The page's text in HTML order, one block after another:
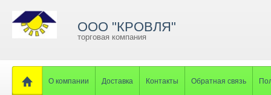
ООО "КРОВЛЯ"
торговая компания
О компании Доставка Контакты Обратная связь